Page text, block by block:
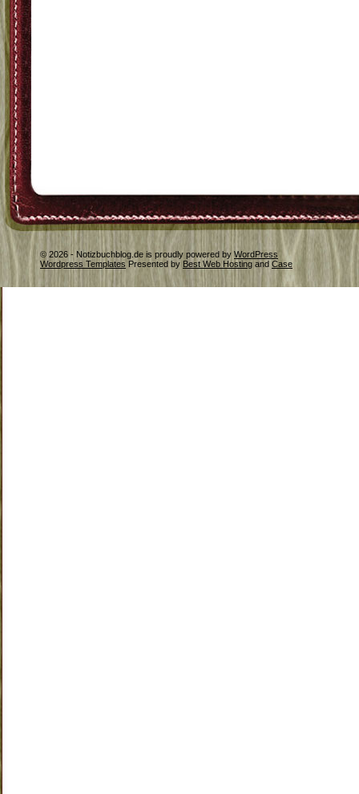
© 2026 - Notizbuchblog.de is proudly powered by WordPress
Wordpress Templates Presented by Best Web Hosting and Case